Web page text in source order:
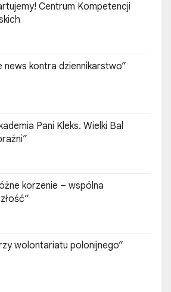
Centrum Kompetencji
news kontra dziennikarstwo”
Pani Kleks. Wielki Bal
korzenie – wspólna
wolontariatu polonijnego”